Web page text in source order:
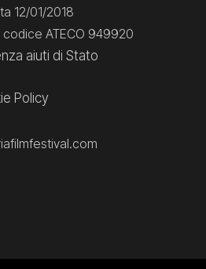
12/01/2018
ATECO 949920
aiuti di Stato
Policy